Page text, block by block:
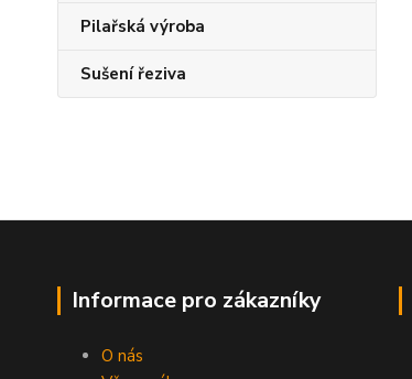
Pilařská výroba
Sušení řeziva
Informace pro zákazníky
O nás